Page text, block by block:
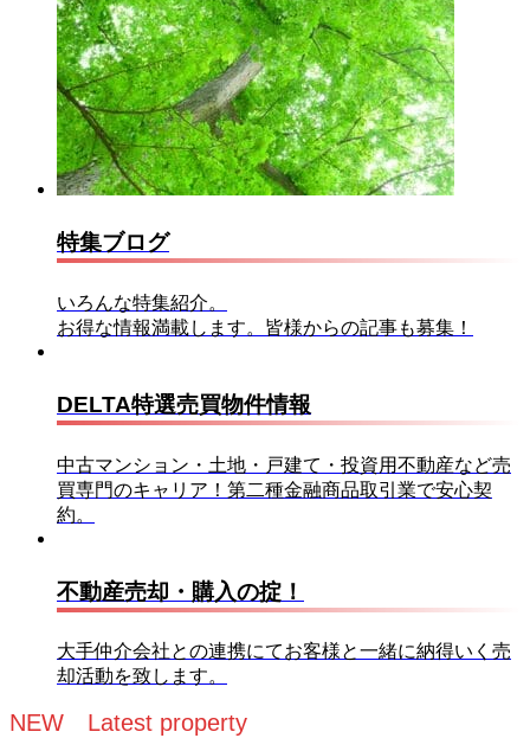
特集ブログ
いろんな特集紹介。
お得な情報満載します。皆様からの記事も募集！
DELTA特選売買物件情報
中古マンション・土地・戸建て・投資用不動産など売
買専門のキャリア！第二種金融商品取引業で安心契
約。
不動産売却・購入の掟！
大手仲介会社との連携にてお客様と一緒に納得いく売
却活動を致します。
NEW Latest property